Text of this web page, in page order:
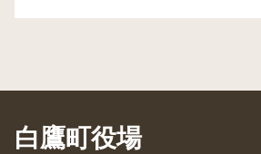
白鷹町役場